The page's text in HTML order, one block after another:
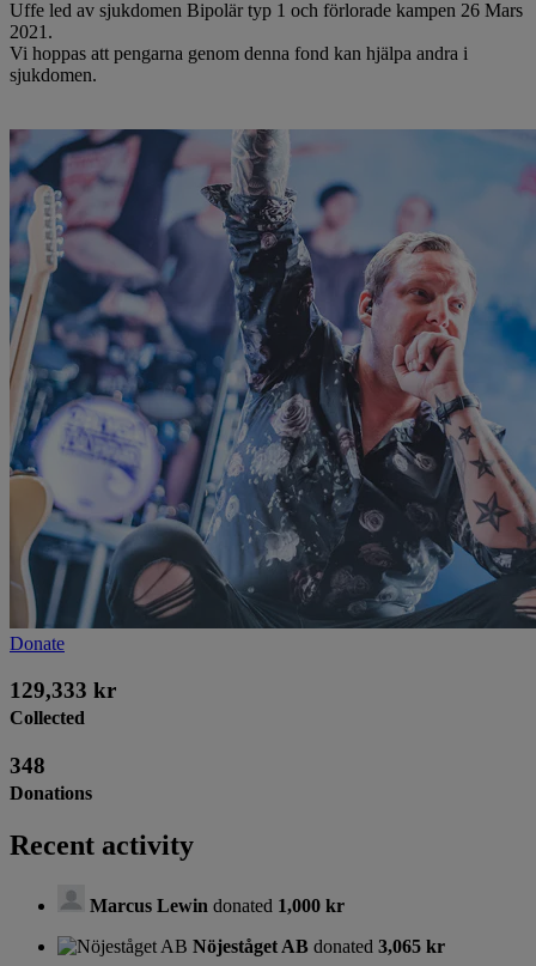
Uffe led av sjukdomen Bipolär typ 1 och förlorade kampen 26 Mars
2021.
Vi hoppas att pengarna genom denna fond kan hjälpa andra i
sjukdomen.
Donate
129,333 kr
Collected
348
Donations
Recent activity
Marcus Lewin donated 1,000 kr
Nöjeståget AB donated 3,065 kr